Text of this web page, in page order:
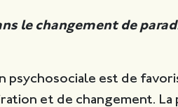
le changement de
psychosociale est de
et de changement. La